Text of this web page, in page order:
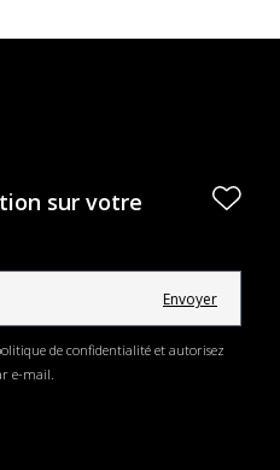
sur votre
Envoyer
de confidentialité et autorisez
e-mail.